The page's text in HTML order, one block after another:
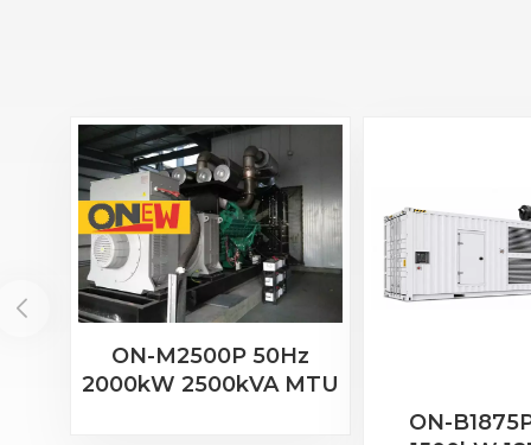
ON-M2500P 50Hz
2000kW 2500kVA MTU
ON-